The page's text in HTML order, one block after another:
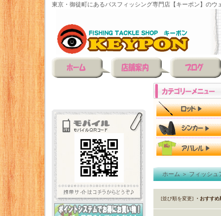
東京・御徒町にあるバスフィッシング専門店【キーポン】のウ
ホーム＞フィッシュ
[並び順を変更] ・おすすめ